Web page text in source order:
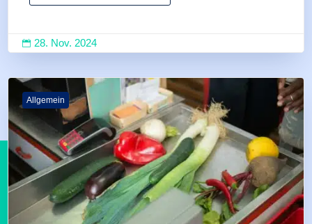
 28. Nov. 2024
Allgemein